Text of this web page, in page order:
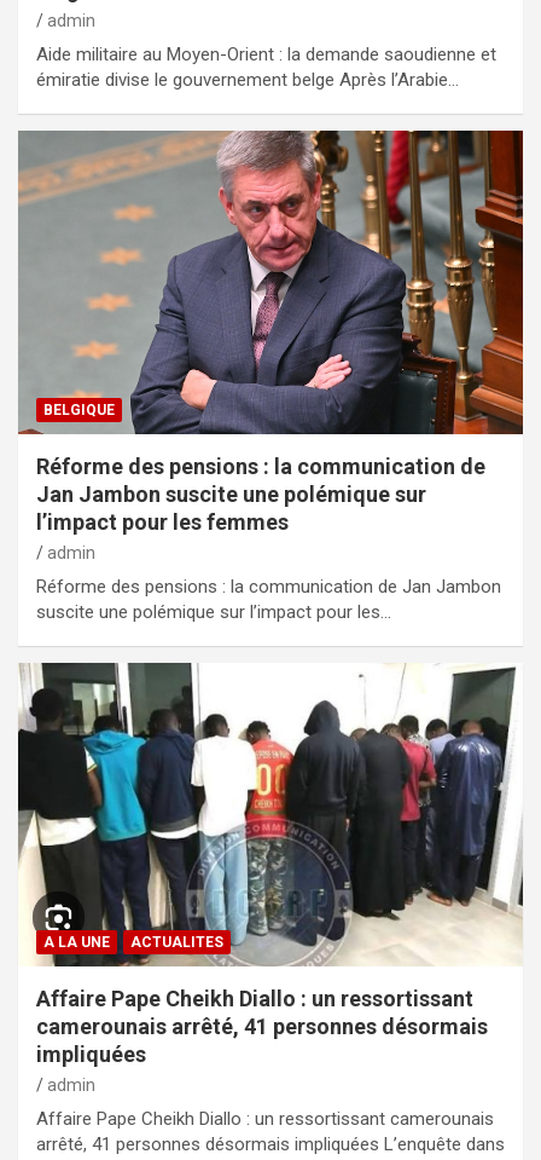
admin
Aide militaire au Moyen-Orient : la demande saoudienne et
émiratie divise le gouvernement belge Après l’Arabie…
BELGIQUE
Réforme des pensions : la communication de
Jan Jambon suscite une polémique sur
l’impact pour les femmes
admin
Réforme des pensions : la communication de Jan Jambon
suscite une polémique sur l’impact pour les…
A LA UNE ACTUALITES
Affaire Pape Cheikh Diallo : un ressortissant
camerounais arrêté, 41 personnes désormais
impliquées
admin
Affaire Pape Cheikh Diallo : un ressortissant camerounais
arrêté, 41 personnes désormais impliquées L’enquête dans